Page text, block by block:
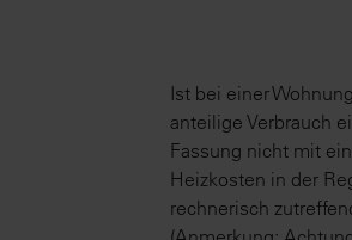
Ist bei einer
anteilige Verbrauch
Fassung nicht mit
Heizkosten in der
rechnerisch